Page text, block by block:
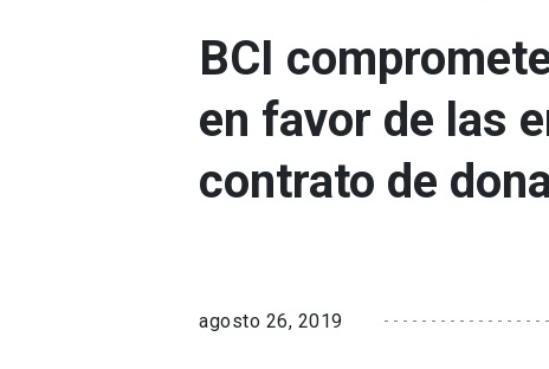
BCI
en favor de las
contrato de
agosto 26, 2019